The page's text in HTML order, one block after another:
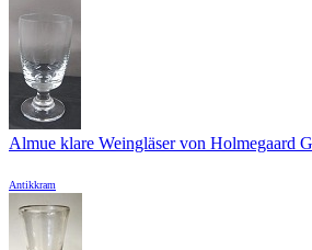
Almue klare Weingläser von Holmegaard
Antikkram